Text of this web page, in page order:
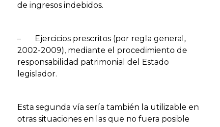
de ingresos indebidos.
– Ejercicios prescritos (por regla general,
2002-2009), mediante el procedimiento de
responsabilidad patrimonial del Estado
legislador.
Esta segunda vía sería también la utilizable en
otras situaciones en las que no fuera posible